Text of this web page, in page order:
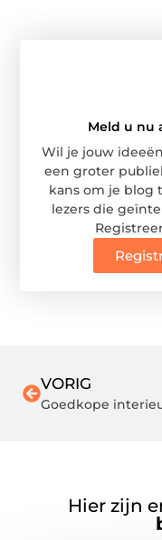
Meld u nu
Wil je jouw
een groter
kans om je blog
lezers die
VORIG
Hier zijn